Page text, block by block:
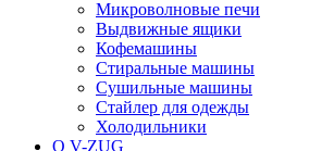
Микроволновые печи
Выдвижные ящики
Кофемашины
Стиральные машины
Сушильные машины
Стайлер для одежды
Холодильники
О V-ZUG